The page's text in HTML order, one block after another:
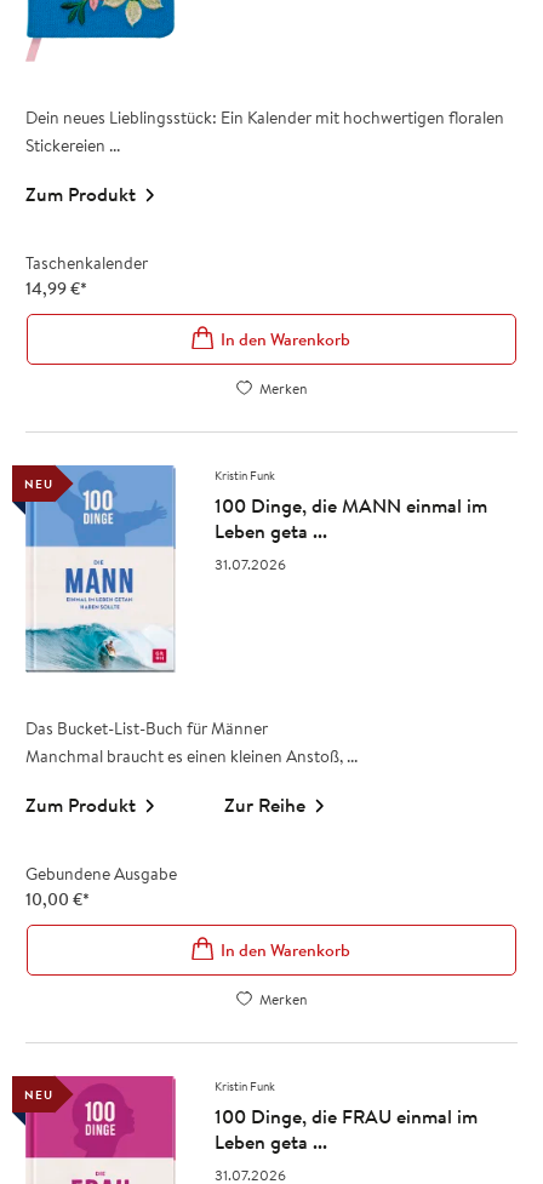
Dein neues Lieblingsstück: Ein Kalender mit hochwertigen floralen
Stickereien ...
Zum Produkt
Taschenkalender
14,99€*
In den Warenkorb
Merken
NEU Kristin Funk
100 Dinge, die MANN einmal im
Leben geta ...
31.07.2026
Das Bucket-List-Buch für Männer
Manchmal braucht es einen kleinen Anstoß, ...
Zum Produkt Zur Reihe
Gebundene Ausgabe
10,00 €*
In den Warenkorb
Merken
NEU Kristin Funk
100 Dinge, die FRAU einmal im
Leben geta ...
31.07.2026